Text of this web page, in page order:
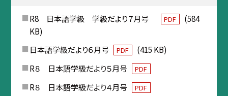
R8 日本語学級 学級だより７月号 PDF
(584
KB)
日本語学級だより６月号
PDF
(415 KB)
R８ 日本語学級だより５月号
PDF
R８ 日本語学級だより４月号 PDF